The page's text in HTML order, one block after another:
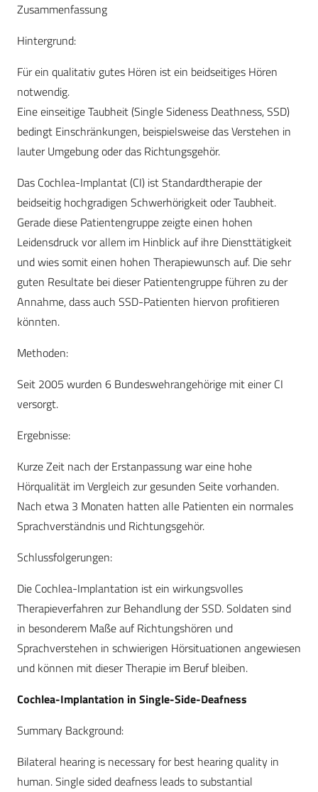
Zusammenfassung
Hintergrund:
Für ein qualitativ gutes Hören ist ein beidseitiges Hören
notwendig.
Eine einseitige Taubheit (Single Sideness Deathness, SSD)
bedingt Einschränkungen, beispielsweise das Verstehen in
lauter Umgebung oder das Richtungsgehör.
Das Cochlea-Implantat (CI) ist Standardtherapie der
beidseitig hochgradigen Schwerhörigkeit oder Taubheit.
Gerade diese Patientengruppe zeigte einen hohen
Leidensdruck vor allem im Hinblick auf ihre Diensttätigkeit
und wies somit einen hohen Therapiewunsch auf. Die sehr
guten Resultate bei dieser Patientengruppe führen zu der
Annahme, dass auch SSD-Patienten hiervon profitieren
könnten.
Methoden:
Seit 2005 wurden 6 Bundeswehrangehörige mit einer CI
versorgt.
Ergebnisse:
Kurze Zeit nach der Erstanpassung war eine hohe
Hörqualität im Vergleich zur gesunden Seite vorhanden.
Nach etwa 3 Monaten hatten alle Patienten ein normales
Sprachverständnis und Richtungsgehör.
Schlussfolgerungen:
Die Cochlea-Implantation ist ein wirkungsvolles
Therapieverfahren zur Behandlung der SSD. Soldaten sind
in besonderem Maße auf Richtungshören und
Sprachverstehen in schwierigen Hörsituationen angewiesen
und können mit dieser Therapie im Beruf bleiben.
Cochlea-Implantation in Single-Side-Deafness
Summary Background:
Bilateral hearing is necessary for best hearing quality in
human. Single sided deafness leads to substantial